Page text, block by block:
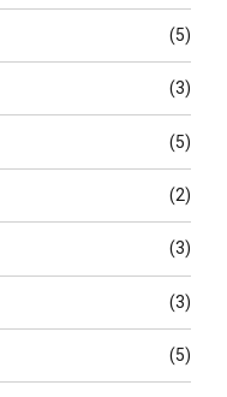
(5)
(3)
(5)
(2)
(3)
(3)
(5)